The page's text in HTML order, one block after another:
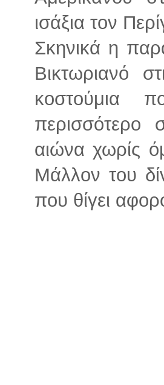
ισάξια τον
Σκηνικά η
Βικτωριανό
κοστούμια
περισσότερο
αιώνα χωρίς
Μάλλον του
που θίγει